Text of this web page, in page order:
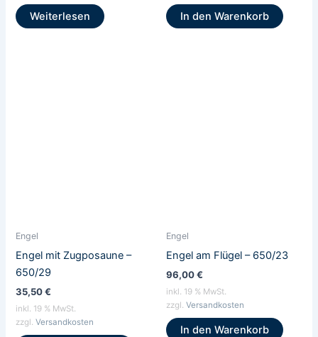
Weiterlesen In den Warenkorb
Engel
Engel mit Zugposaune –
650/29
35,50€
inkl. 19 % MwSt.
zzgl.Versandkosten
Engel
Engel am Flügel – 650/23
96,00€
inkl. 19 % MwSt.
zzgl. Versandkosten
In den Warenkorb